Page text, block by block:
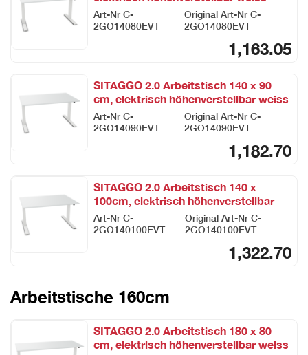
Art-Nr C-
2GO14080EVT
Original Art-NrC-
2GO14080EVT
1,163.05
SITAGGO 2.0 Arbeitstisch 140 x 90
cm, elektrisch höhenverstellbar weiss
Art-Nr C-
2GO14090EVT
Original Art-NrC-
2GO14090EVT
1,182.70
SITAGGO 2.0 Arbeitstisch 140 x
100cm, elektrisch höhenverstellbar
weiss
Art-Nr C-
2GO140100EVT
Original Art-Nr C-
2GO140100EVT
1,322.70
Arbeitstische 160cm
SITAGGO 2.0 Arbeitstisch 180 x 80
cm, elektrisch höhenverstellbar weiss